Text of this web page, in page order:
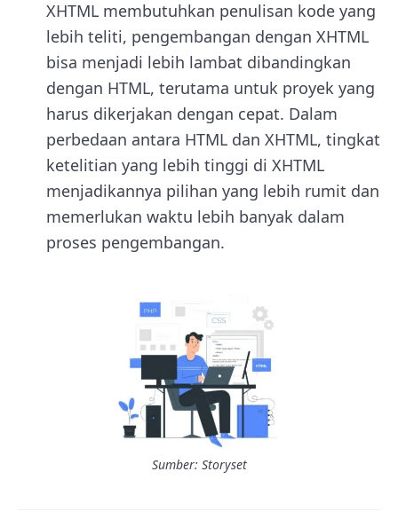
XHTML membutuhkan penulisan kode yang
lebih teliti, pengembangan dengan XHTML
bisa menjadi lebih lambat dibandingkan
dengan HTML, terutama untuk proyek yang
harus dikerjakan dengan cepat. Dalam
perbedaan antara HTML dan XHTML, tingkat
ketelitian yang lebih tinggi di XHTML
menjadikannya pilihan yang lebih rumit dan
memerlukan waktu lebih banyak dalam
proses pengembangan.
Sumber: Storyset